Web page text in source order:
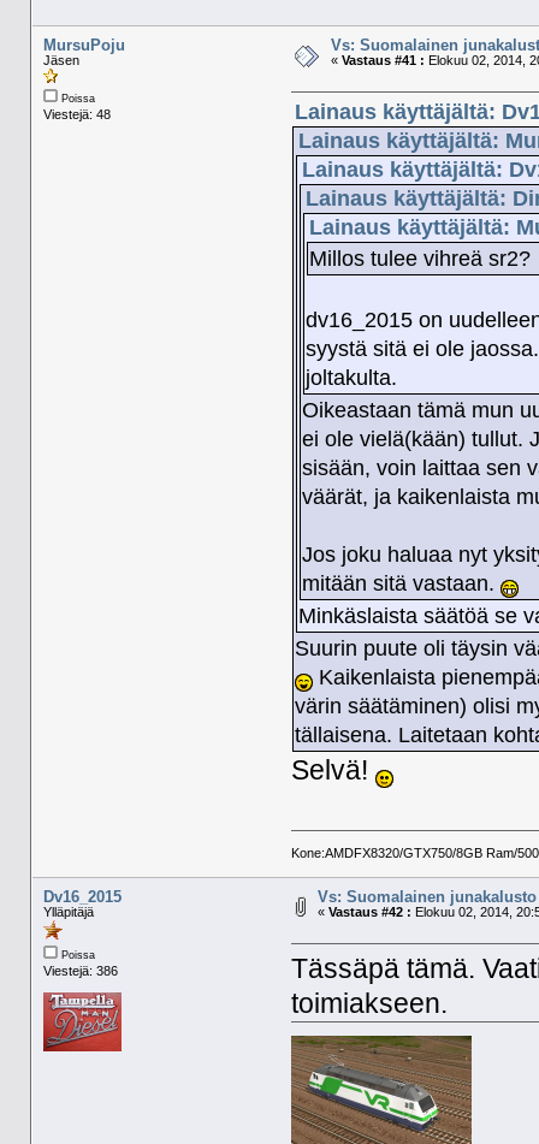
MursuPoju
Jäsen
Poissa
Viestejä: 48
Vs: Suomalainen
« Vastaus #41 : Elokuu 02, 2014,
Lainaus käyttäjältä:
Lainaus käyttäjältä:
Lainaus käyttäjältä:
Lainaus käyttäjältä:
Lainaus käyttäjältä:
Millos tulee vihreä sr2?
dv16_2015 on
syystä sitä ei ole
joltakulta.
Oikeastaan tämä mun
ei ole vielä(kään) tullut.
sisään, voin laittaa sen
väärät, ja kaikenlaista
Jos joku haluaa nyt
mitään sitä vastaan.
Minkäslaista säätöä se
Suurin puute oli täysin
Kaikenlaista
värin säätäminen) olisi
tällaisena. Laitetaan
Selvä!
Kone:AMDFX8320/GTX750/8GB Ram/
Dv16_2015
Ylläpitäjä
Poissa
Viestejä: 386
Vs: Suomalainen
« Vastaus #42 : Elokuu 02, 2014,
Tässäpä tämä.
toimiakseen.